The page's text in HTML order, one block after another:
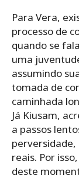
Para Vera,
processo de
quando se
uma
assumindo
tomada de
caminhada
Já Kiusam,
a passos
reais. Por
deste